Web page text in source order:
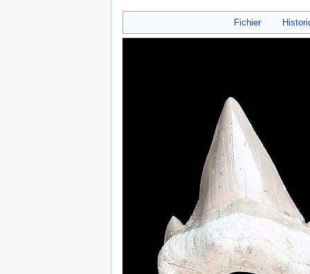
Fichier